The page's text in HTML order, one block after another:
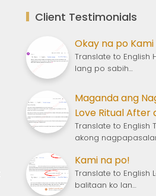
Client Testimonials
Okay na po
Translate to English
lang po sabih…
Maganda ang
Love Ritual After
Translate to English
akong
Kami na po!
Translate to English
balitaan ko lan…